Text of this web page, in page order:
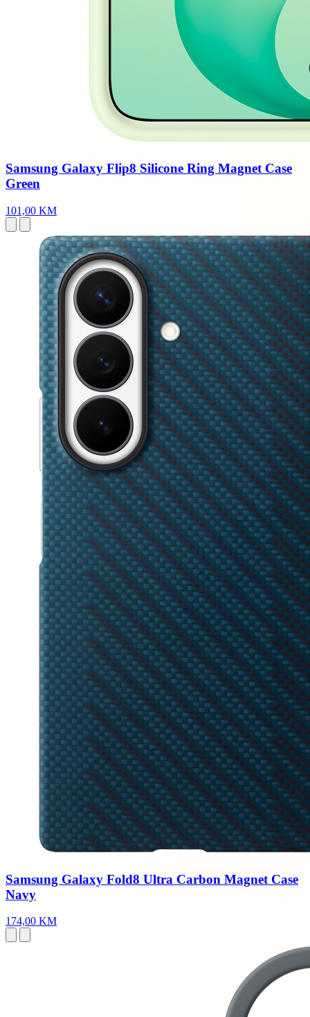
Samsung Galaxy Flip8 Silicone Ring Magnet Case
Green
101,00 KM
Samsung Galaxy Fold8 Ultra Carbon Magnet Case
Navy
174,00 KM